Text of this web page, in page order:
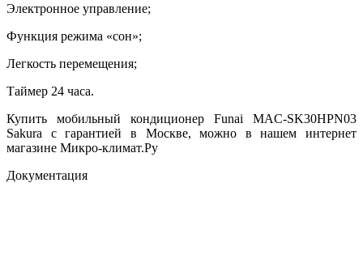
Электронное управление;
Функция режима «сон»;
Легкость перемещения;
Таймер 24 часа.
Купить мобильный кондиционер Funai MAC-SK30HPN03
Sakura с гарантией в Москве, можно в нашем интернет
магазине Микро-климат.Ру
Документация